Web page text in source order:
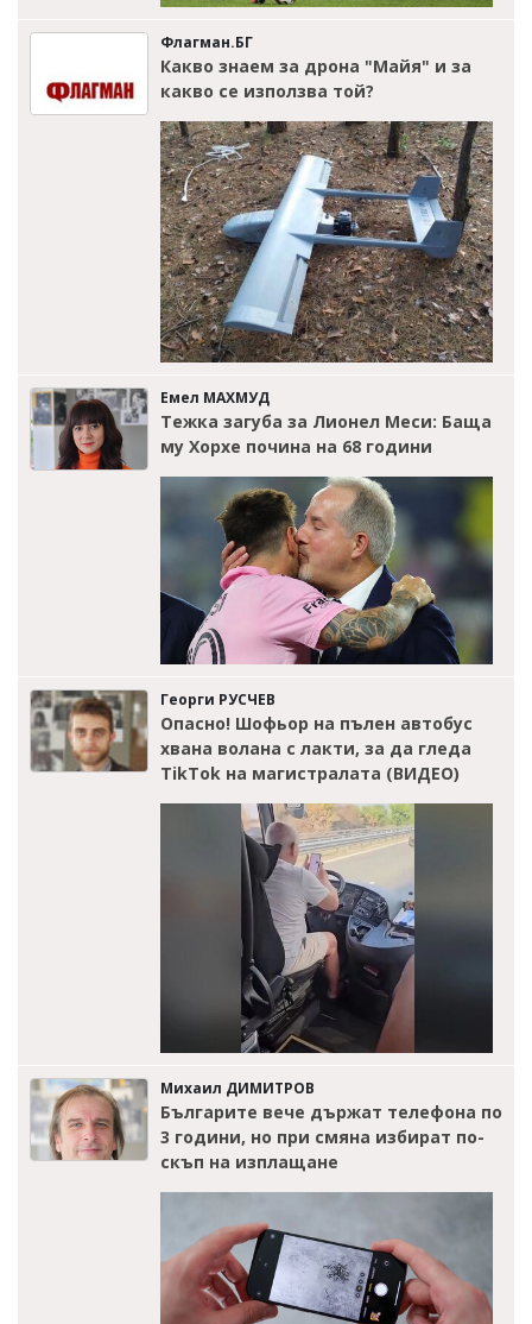
Флагман.БГ
Какво знаем за дрона "Майя" и за
какво се използва той?
Емел МАХМУД
Тежка загуба за Лионел Меси: Баща
му Хорхе почина на 68 години
Георги РУСЧЕВ
Опасно! Шофьор на пълен автобус
хвана волана с лакти, за да гледа
TikTok на магистралата (ВИДЕО)
Михаил ДИМИТРОВ
Българите вече държат телефона по
3 години, но при смяна избират по-
скъп на изплащане